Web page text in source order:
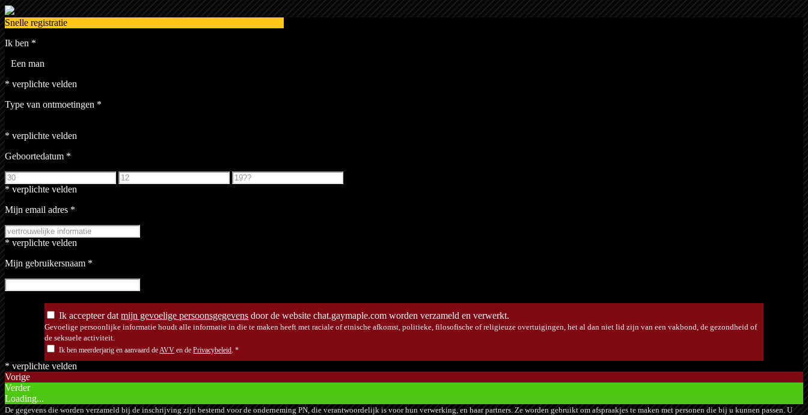
Snelle registratie
Ik ben *
Een man
* verplichte velden
Type van ontmoetingen *
* verplichte velden
Geboortedatum *
* verplichte velden
Mijn email adres *
* verplichte velden
Mijn gebruikersnaam *
Ik accepteer datmijn gevoelige persoonsgegevens door de website chat.gaymaple.com worden verzameld en verwerkt.
Gevoelige persoonlijke informatie houdt alle informatie in die te maken heeft met raciale of etnische afkomst, politieke, filosofische of religieuze overtuigingen, het al dan niet lid zijn van een vakbond, de gezondheid of
de seksuele activiteit.
Ik ben meerderjarig en aanvaard de AVV en dePrivacybeleid .*
* verplichte velden
Vorige
Verder
Loading...
De gegevens die worden verzameld bij de inschrijving zijn bestemd voor de onderneming PN, die verantwoordelijk is voor hun verwerking, en haar partners. Ze worden gebruikt om afspraakjes te maken met personen die bij u kunnen passen. U